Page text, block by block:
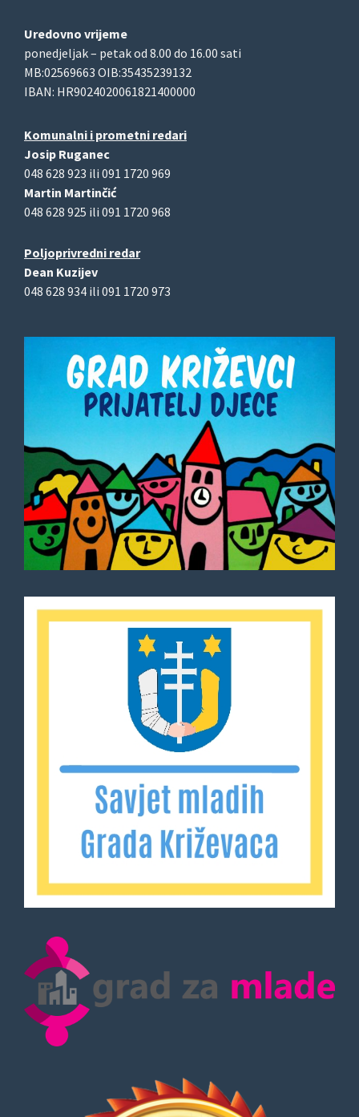
Uredovno vrijeme
ponedjeljak – petak od 8.00 do 16.00 sati
MB:02569663 OIB:35435239132
IBAN: HR9024020061821400000
Komunalni i prometni redari
Josip Ruganec
048 628 923 ili 091 1720 969
Martin Martinčić
048 628 925 ili 091 1720 968
Poljoprivredni redar
Dean Kuzijev
048 628 934 ili 091 1720 973